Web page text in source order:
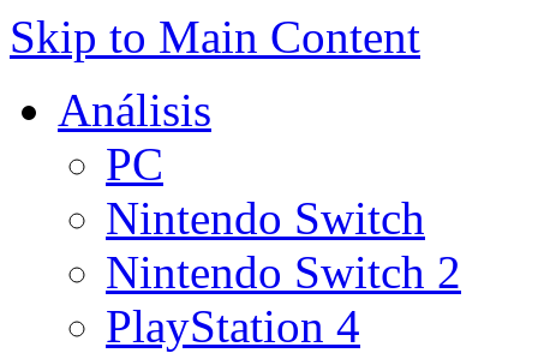
Skip to Main Content
Análisis
PC
Nintendo Switch
Nintendo Switch 2
PlayStation 4